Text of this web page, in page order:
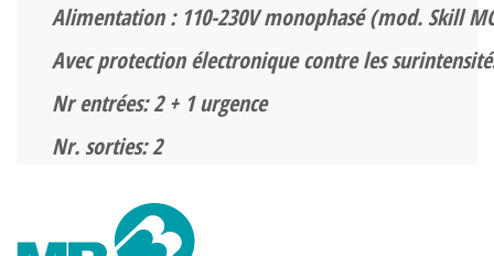
Alimentation : 110-230V monophasé (mod. Skill
Avec protection électronique contre les
Nr entrées: 2 + 1 urgence
Nr. sorties: 2